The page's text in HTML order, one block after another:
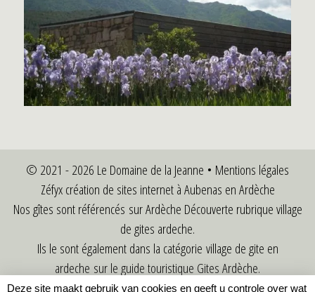
© 2021 - 2026 Le Domaine de la Jeanne • Mentions légales
Zéfyxcréation de sites internet à Aubenas en Ardèche
Nos gîtes sont référencés sur Ardèche Découverte rubriquevillage
de gites ardeche.
Ils le sont également dans la catégorie village de gite en
ardeche sur le guide touristique Gites Ardèche.
•Conditions générales de vente•
Deze site maakt gebruik van cookies en geeft u controle over wat